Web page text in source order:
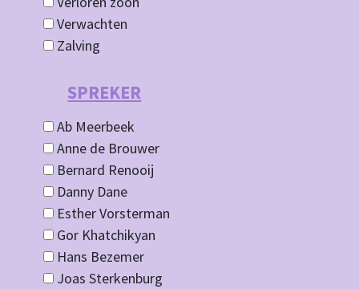
Verwachten
Zalving
SPREKER
Ab Meerbeek
Anne de Brouwer
Bernard Renooij
Danny Dane
Esther Vorsterman
Gor Khatchikyan
Hans Bezemer
Joas Sterkenburg